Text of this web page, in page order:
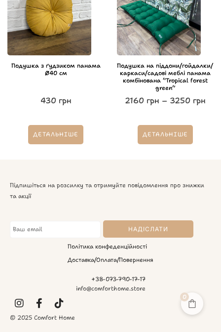
Подушка з ґудзиком панама
Ø40 см
430 грн
ДЕТАЛЬНІШЕ
Подушка на піддони/гойдалки/
каркаси/садові меблі панама
комбінована “Tropical forest
green”
2160 грн – 3250 грн
ДЕТАЛЬНІШЕ
Підпишіться на розсилку та отримуйте повідомлення про знижки
та акції
Політика конфеденційності
Доставка/Оплата/Повернення
+38-073-790-17-17
info@comforthome.store
© 2025 Comfort Home
0